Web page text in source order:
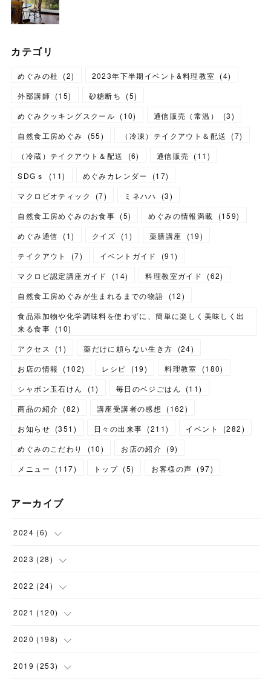
カテゴリ
めぐみの杜 (2) 2023年下半期イベント&料理教室 (4)
外部講師 (15) 砂糖断ち (5)
めぐみクッキングスクール (10) 通信販売（常温） (3)
自然食工房めぐみ
(55) （冷凍）テイクアウト＆配送 (7)
（冷蔵）テイクアウト＆配送
(6) 通信販売 (11 )
SDGｓ
(11) めぐみカレンダー (17)
マクロビオティック
(7) ミネハハ (3)
自然食工房めぐみのお食事 (5) めぐみの情報満載 (159)
めぐみ通信
(1) クイズ (1 ) 薬膳講座 (19)
テイクアウト
(7) イベントガイド (91)
マクロビ認定講座ガイド
(14) 料理教室ガイド (62)
自然食工房めぐみが生まれるまでの物語
(12)
食品添加物や化学調味料を使わずに、簡単に楽しく美味しく出
来る食事 (10)
アクセス
(1 ) 薬だけに頼らない生き方 (24)
お店の情報
(102) レシピ (19) 料理教室 (180)
シャボン玉石けん
(1) 毎日のベジごはん (11)
商品の紹介 (82) 講座受講者の感想 (162)
お知らせ (351 ) 日々の出来事 (211) イベント (282)
めぐみのこだわり
(10) お店の紹介 (9)
メニュー
(117) トップ (5) お客様の声 (97)
アーカイブ
2024 (6)
(1)
(1 )
(1)
( 1 )
2023 (28)
(2)
(1)
(1)
(2 )
2022 (24)
(5)
(2)
(2)
2021 (120)
(12)
(3)
2020 (198)
(12)
2019 (253)